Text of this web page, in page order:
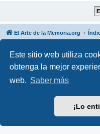
Este sitio web utiliza
obtenga la mejor
web. Saber más
¡Lo
El Arte de la Memoria.org
Desarrollado por phpBB
Traducción al